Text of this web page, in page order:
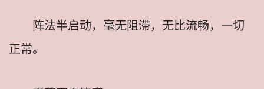
阵法半启动，毫无阻滞，无比流畅，一切
正常。